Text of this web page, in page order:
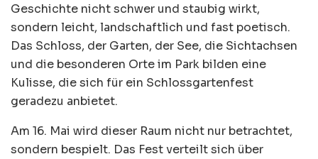
Geschichte nicht schwer und staubig wirkt,
sondern leicht, landschaftlich und fast poetisch.
Das Schloss, der Garten, der See, die Sichtachsen
und die besonderen Orte im Park bilden eine
Kulisse, die sich für ein Schlossgartenfest
geradezu anbietet.
Am 16. Mai wird dieser Raum nicht nur betrachtet,
sondern bespielt. Das Fest verteilt sich über